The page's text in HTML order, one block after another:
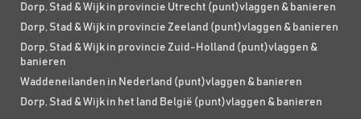
Dorp, Stad & Wijk in provincie Utrecht (punt)vlaggen & banieren
Dorp, Stad & Wijk in provincie Zeeland (punt)vlaggen & banieren
Dorp, Stad & Wijk in provincie Zuid-Holland (punt)vlaggen &
banieren
Waddeneilanden in Nederland (punt)vlaggen & banieren
Dorp, Stad & Wijk in het land België (punt)vlaggen & banieren